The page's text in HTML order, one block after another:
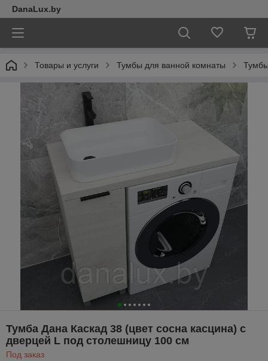
DanaLux.by
Товары и услуги Тумбы для ванной комнаты
Тумба Дана Каскад 38 (цвет сосна касцина) с
дверцей L под столешницу 100 см
Под заказ